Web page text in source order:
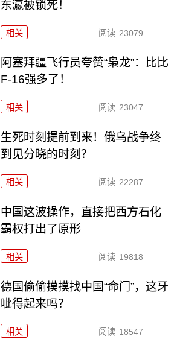
东瀛被锁死！
相关 阅读 23079
阿塞拜疆飞行员夸赞“枭龙”：比比
F-16强多了！
相关 阅读 23047
生死时刻提前到来！俄乌战争终
到见分晓的时刻？
相关 阅读 22287
中国这波操作，直接把西方石化
霸权打出了原形
相关 阅读 19818
德国偷偷摸摸找中国“命门”，这牙
呲得起来吗？
相关 阅读 18547